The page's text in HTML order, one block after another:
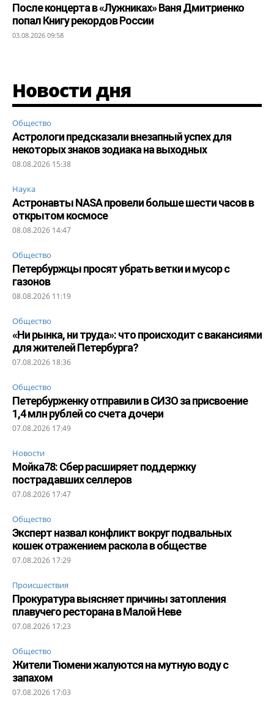
После концерта в «Лужниках» Ваня Дмитриенко
попал Книгу рекордов России
03.08.2026 09:58
Новости дня
Общество
Астрологи предсказали внезапный успех для
некоторых знаков зодиака на выходных
08.08.2026 15:38
Наука
Астронавты NASA провели больше шести часов в
открытом космосе
08.08.2026 14:47
Общество
Петербуржцы просят убрать ветки и мусор с
газонов
08.08.2026 11:19
Общество
«Ни рынка, ни труда»: что происходит с вакансиями
для жителей Петербурга?
07.08.2026 18:36
Общество
Петербурженку отправили в СИЗО за присвоение
1,4 млн рублей со счета дочери
07.08.2026 17:49
Новости
Мойка78: Сбер расширяет поддержку
пострадавших селлеров
07.08.2026 17:47
Общество
Эксперт назвал конфликт вокруг подвальных
кошек отражением раскола в обществе
07.08.2026 17:29
Происшествия
Прокуратура выясняет причины затопления
плавучего ресторана в Малой Неве
07.08.2026 17:23
Общество
Жители Тюмени жалуются на мутную воду с
запахом
07.08.2026 17:03